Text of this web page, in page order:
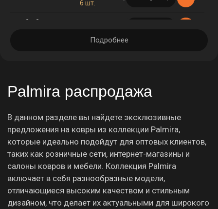
6 шт.
2 × 3 м
Подробнее
Palmira распродажа
В данном разделе вы найдете эксклюзивные
предложения на ковры из коллекции Palmira,
которые идеально подойдут для оптовых клиентов,
таких как розничные сети, интернет-магазины и
салоны ковров и мебели. Коллекция Palmira
включает в себя разнообразные модели,
отличающиеся высоким качеством и стильным
дизайном, что делает их актуальными для широкого